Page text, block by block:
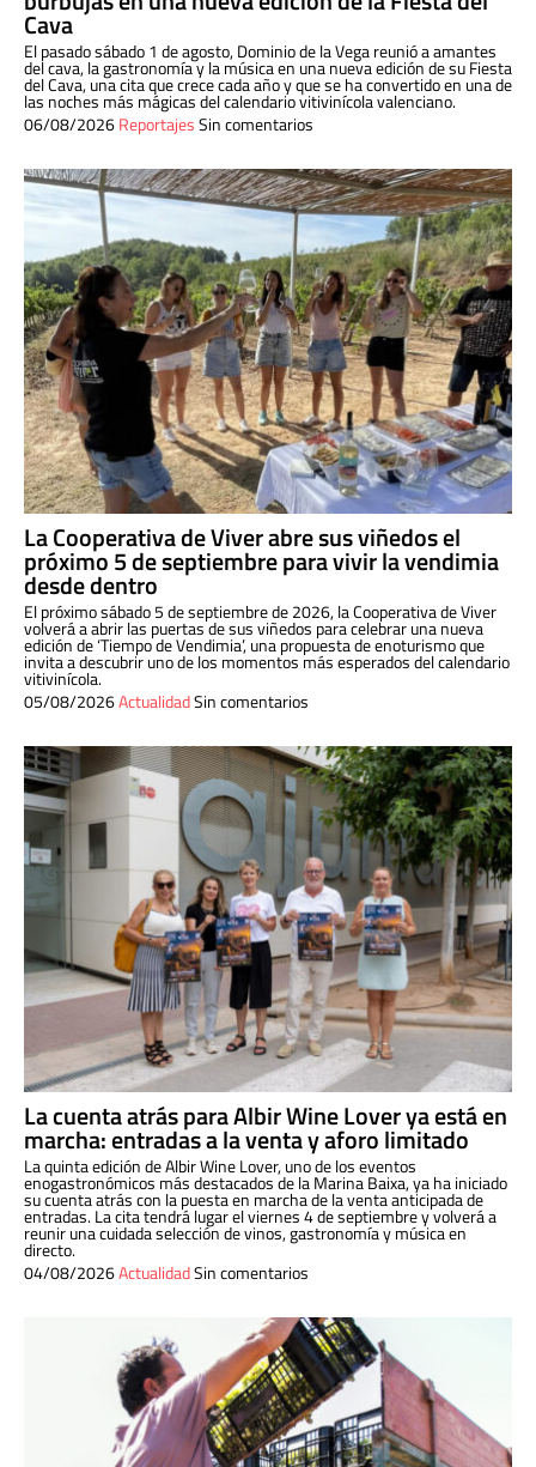
Cava
El pasado sábado 1 de agosto, Dominio de la Vega reunió a amantes
del cava, la gastronomía y la música en una nueva edición de su Fiesta
del Cava, una cita que crece cada año y que se ha convertido en una de
las noches más mágicas del calendario vitivinícola valenciano.
06/08/2026ReportajesSin comentarios
La Cooperativa de Viver abre sus viñedos el
próximo 5 de septiembre para vivir la vendimia
desde dentro
El próximo sábado 5 de septiembre de 2026, la Cooperativa de Viver
volverá a abrir las puertas de sus viñedos para celebrar una nueva
edición de ‘Tiempo de Vendimia’, una propuesta de enoturismo que
invita a descubrir uno de los momentos más esperados del calendario
vitivinícola.
05/08/2026ActualidadSin comentarios
La cuenta atrás para Albir Wine Lover ya está en
marcha: entradas a la venta y aforo limitado
La quinta edición de Albir Wine Lover, uno de los eventos
enogastronómicos más destacados de la Marina Baixa, ya ha iniciado
su cuenta atrás con la puesta en marcha de la venta anticipada de
entradas. La cita tendrá lugar el viernes 4 de septiembre y volverá a
reunir una cuidada selección de vinos, gastronomía y música en
directo.
04/08/2026ActualidadSin comentarios